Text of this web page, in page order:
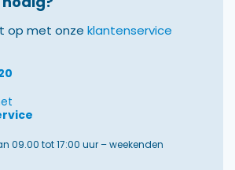
op met onze klantenservice
09.00 tot 17:00 uur – weekenden